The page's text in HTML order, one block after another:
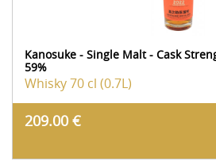
Kanosuke - Single Malt - Cask
59%
Whisky70 cl (0.7L)
209.00 €